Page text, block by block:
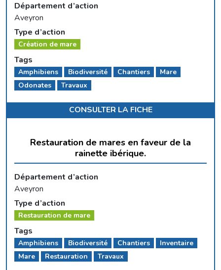
Département d’action
Aveyron
Type d’action
Création de mare
Tags
Amphibiens Biodiversité Chantiers
Mare
Odonates
Travaux
CONSULTER LA FICHE
Restauration de mares en faveur de la
rainette ibérique.
Département d’action
Aveyron
Type d’action
Restauration de mare
Tags
Amphibiens Biodiversité Chantiers
Inventaire
Mare
Restauration Travaux